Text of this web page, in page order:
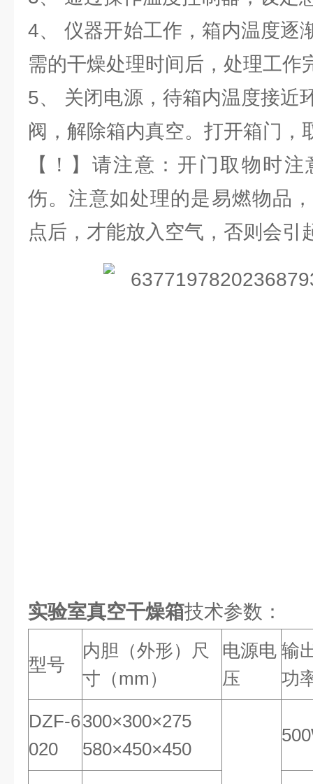
4、 仪器开始工作，箱内温度逐
需的干燥处理时间后，处理工作
5、 关闭电源，待箱内温度接近
阀，解除箱内真空。打开箱门，
【！】请注意：开门取物时
伤。注意如处理的是易燃物品
点后，才能放入空气，否则会引
实验室真空干燥箱技术参数：
型号
内胆（外形）尺
寸（mm）
电源电
压
输
功
DZF-6
020
300×300×275
580×450×450